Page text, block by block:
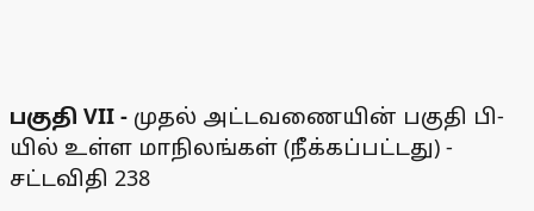
பகுதி VII - முதல் அட்டவணையின் பகுதி பி-
யில் உள்ள மாநிலங்கள் (நீக்கப்பட்டது) -
சட்டவிதி 238